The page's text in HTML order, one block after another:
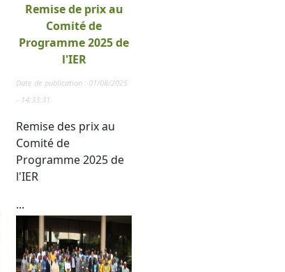
Remise de prix au
Comité de
Programme 2025 de
l'IER
Date de publication : 01/08/2025
- 14:33:31
Remise des prix au
Comité de
Programme 2025 de
l'IER
...